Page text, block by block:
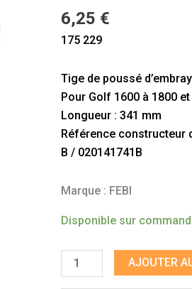
6,25 €
175 229
Tige de poussé
Pour Golf 1600 à 1800
Longueur : 341 mm
Référence constructeur
B / 020141741B
Marque : FEBI
Disponible sur
1
BV
AJOUTER